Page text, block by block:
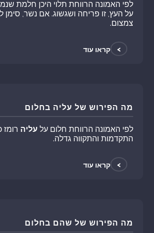
לפי האמונה הרווחת תלוי היכן חלמת
על העץ, זו פריחה ושגשוג. אם נשר, סימן
צמצום.
> קראו עוד
מה הפירוש של עליה בחלום
לפי האמונה הרווחת חלום על עליה רומז
התקדמות והתקווה גדלה.
> קראו עוד
מה הפירוש של שהם בחלום